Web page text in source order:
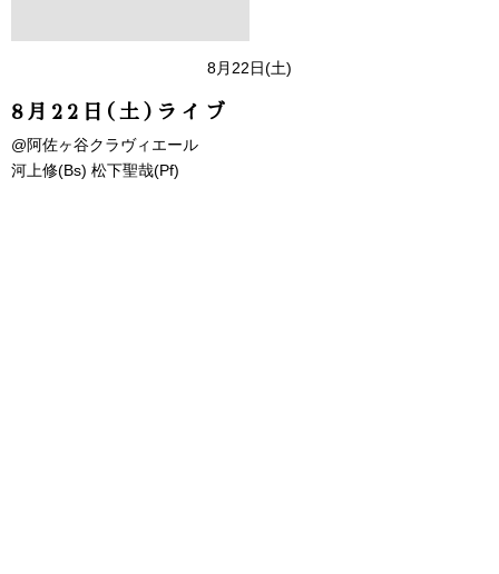
8月22日(土)
8月22日(土)ライブ
@阿佐ヶ谷クラヴィエール
河上修(Bs) 松下聖哉(Pf)